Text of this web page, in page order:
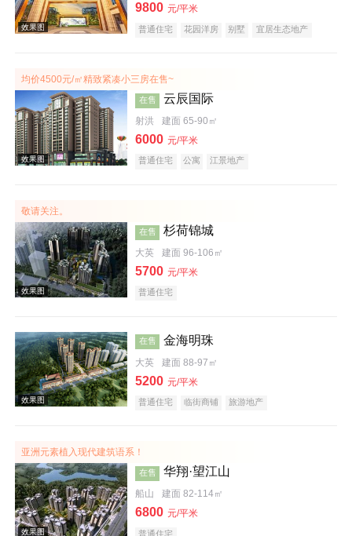
效果图
效果图
9800 元/平米
普通住宅 花园洋房 别墅 宜居生态地产
均价4500元/㎡精致紧凑小三房在售~
在售 云辰国际
射洪 建面 65-90㎡
6000 元/平米
普通住宅 公寓 江景地产
敬请关注。
在售 杉荷锦城
大英 建面 96-106㎡
5700 元/平米
普通住宅
在售 金海明珠
大英 建面 88-97㎡
5200 元/平米
普通住宅 临街商铺 旅游地产
亚洲元素植入现代建筑语系！
在售 华翔·望江山
船山 建面 82-114㎡
6800 元/平米
普通住宅